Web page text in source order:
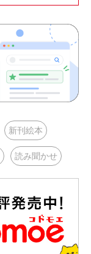
新刊絵本
読み聞かせ